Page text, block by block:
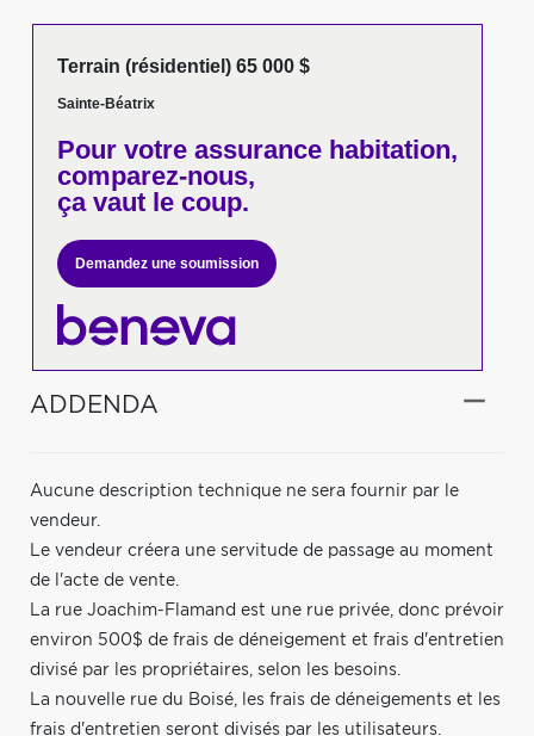
Terrain (résidentiel) 65 000 $
Sainte-Béatrix
Pour votreassurance habitation,
comparez-nous,
ça vaut le coup.
Demandez une soumission
ADDENDA
Aucune description technique ne sera fournir par le
vendeur.
Le vendeur créera une servitude de passage au moment
de l'acte de vente.
La rue Joachim-Flamand est une rue privée, donc prévoir
environ 500$ de frais de déneigement et frais d'entretien
divisé par les propriétaires, selon les besoins.
La nouvelle rue du Boisé, les frais de déneigements et les
frais d'entretien seront divisés par les utilisateurs.